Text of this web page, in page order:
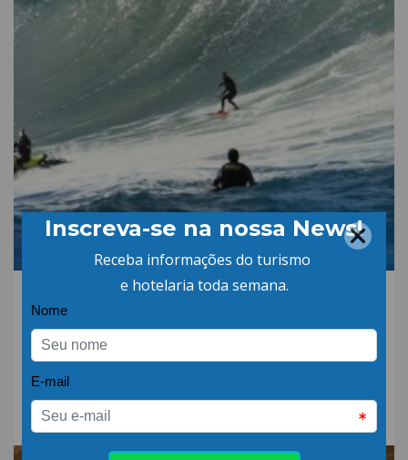
Sebrae/SC e Movimento
Big Wave lançam Rota do
Big Surf no Sul
catarinense